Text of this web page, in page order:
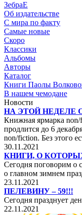
ЗебраЕ
Об издательстве
С мира по факту
Самые новые
Скоро
Классики
Альбомы
Авторы
Каталог
Книги Паолы
В нашем чемодане
Новости
НА ЭТОЙ НЕДЕЛЕ
Книжная ярмарка non/
продлится до 6
non/fiction. Без этого
30.11.2021
КНИГИ, О
Сегодня поговорим о
о главном зимнем
23.11.2021
ПЕЛЕВИНУ – 59!!!
Сегодня празднует
22.11.2021